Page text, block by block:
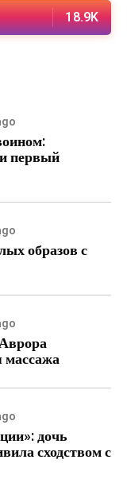
18.9K
первый
образов с
массажа
дочь
сходством с